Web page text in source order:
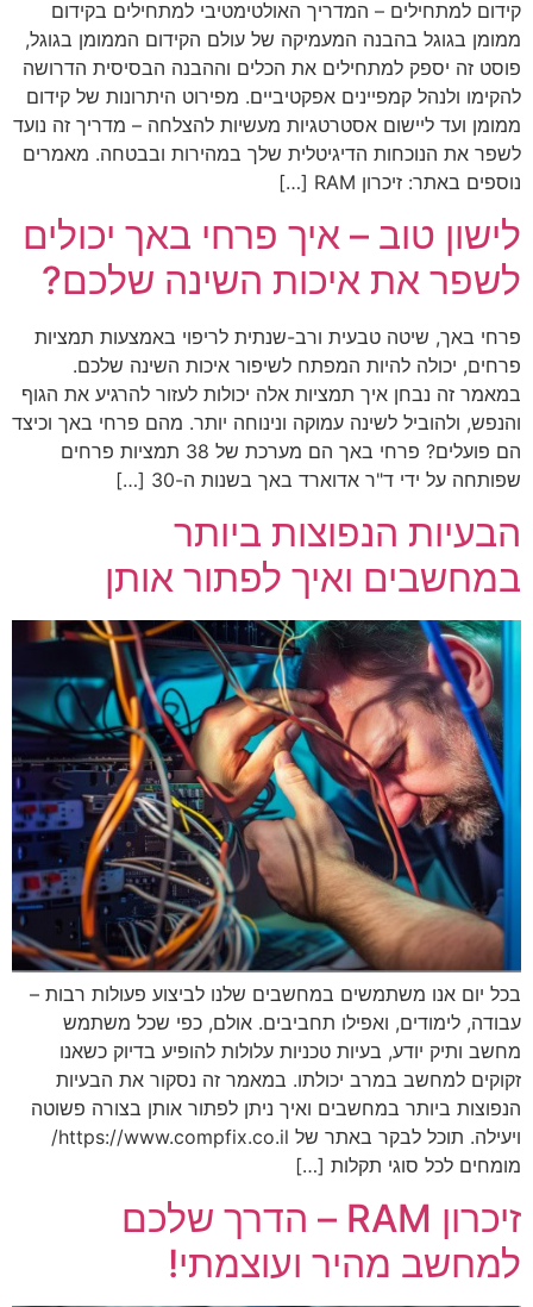
קידום למתחילים – המדריך האולטימטיבי למתחילים בקידום
ממומן בגוגל בהבנה המעמיקה של עולם הקידום הממומן בגוגל,
פוסט זה יספק למתחילים את הכלים וההבנה הבסיסית הדרושה
להקימו ולנהל קמפיינים אפקטיביים. מפירוט היתרונות של קידום
ממומן ועד ליישום אסטרטגיות מעשיות להצלחה – מדריך זה נועד
לשפר את הנוכחות הדיגיטלית שלך במהירות ובבטחה. מאמרים
נוספים באתר: זיכרון RAM […]
לישון טוב – איך פרחי באך יכולים
לשפר את איכות השינה שלכם?
פרחי באך, שיטה טבעית ורב-שנתית לריפוי באמצעות תמציות
פרחים, יכולה להיות המפתח לשיפור איכות השינה שלכם.
במאמר זה נבחן איך תמציות אלה יכולות לעזור להרגיע את הגוף
והנפש, ולהוביל לשינה עמוקה ונינוחה יותר. מהם פרחי באך וכיצד
הם פועלים? פרחי באך הם מערכת של 38 תמציות פרחים
שפותחה על ידי ד"ר אדוארד באך בשנות ה-30 […]
הבעיות הנפוצות ביותר
במחשבים ואיך לפתור אותן
בכל יום אנו משתמשים במחשבים שלנו לביצוע פעולות רבות –
עבודה, לימודים, ואפילו תחביבים. אולם, כפי שכל משתמש
מחשב ותיק יודע, בעיות טכניות עלולות להופיע בדיוק כשאנו
זקוקים למחשב במרב יכולתו. במאמר זה נסקור את הבעיות
הנפוצות ביותר במחשבים ואיך ניתן לפתור אותן בצורה פשוטה
ויעילה. תוכל לבקר באתר של https://www.compfix.co.il/
מומחים לכל סוגי תקלות […]
זיכרון RAM – הדרך שלכם
למחשב מהיר ועוצמתי!